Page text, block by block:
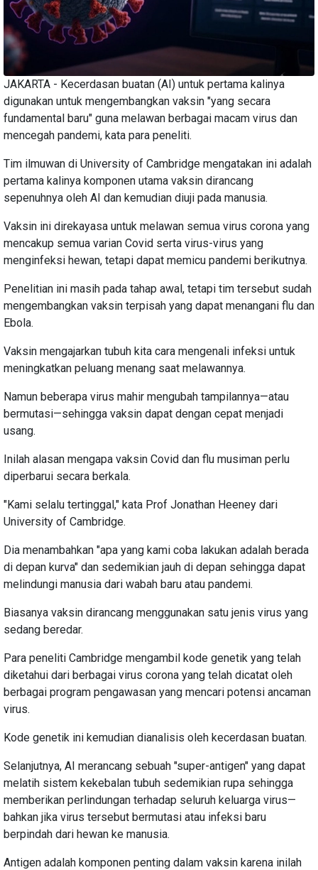
JAKARTA - Kecerdasan buatan (AI) untuk pertama kalinya
digunakan untuk mengembangkan vaksin "yang secara
fundamental baru" guna melawan berbagai macam virus dan
mencegah pandemi, kata para peneliti.
Tim ilmuwan di University of Cambridge mengatakan ini adalah
pertama kalinya komponen utama vaksin dirancang
sepenuhnya oleh AI dan kemudian diuji pada manusia.
Vaksin ini direkayasa untuk melawan semua virus corona yang
mencakup semua varian Covid serta virus-virus yang
menginfeksi hewan, tetapi dapat memicu pandemi berikutnya.
Penelitian ini masih pada tahap awal, tetapi tim tersebut sudah
mengembangkan vaksin terpisah yang dapat menangani flu dan
Ebola.
Vaksin mengajarkan tubuh kita cara mengenali infeksi untuk
meningkatkan peluang menang saat melawannya.
Namun beberapa virus mahir mengubah tampilannya—atau
bermutasi—sehingga vaksin dapat dengan cepat menjadi
usang.
Inilah alasan mengapa vaksin Covid dan flu musiman perlu
diperbarui secara berkala.
"Kami selalu tertinggal," kata Prof Jonathan Heeney dari
University of Cambridge.
Dia menambahkan "apa yang kami coba lakukan adalah berada
di depan kurva" dan sedemikian jauh di depan sehingga dapat
melindungi manusia dari wabah baru atau pandemi.
Biasanya vaksin dirancang menggunakan satu jenis virus yang
sedang beredar.
Para peneliti Cambridge mengambil kode genetik yang telah
diketahui dari berbagai virus corona yang telah dicatat oleh
berbagai program pengawasan yang mencari potensi ancaman
virus.
Kode genetik ini kemudian dianalisis oleh kecerdasan buatan.
Selanjutnya, AI merancang sebuah "super-antigen" yang dapat
melatih sistem kekebalan tubuh sedemikian rupa sehingga
memberikan perlindungan terhadap seluruh keluarga virus—
bahkan jika virus tersebut bermutasi atau infeksi baru
berpindah dari hewan ke manusia.
Antigen adalah komponen penting dalam vaksin karena inilah